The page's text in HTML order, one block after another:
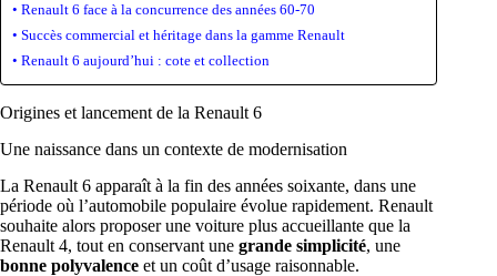
Renault 6 face à la concurrence des années 60-70
Succès commercial et héritage dans la gamme Renault
Renault 6 aujourd’hui : cote et collection
Origines et lancement de la Renault 6
Une naissance dans un contexte de modernisation
La Renault 6 apparaît à la fin des années soixante, dans une
période où l’automobile populaire évolue rapidement. Renault
souhaite alors proposer une voiture plus accueillante que la
Renault 4, tout en conservant une grande simplicité, une
bonne polyvalence et un coût d’usage raisonnable.